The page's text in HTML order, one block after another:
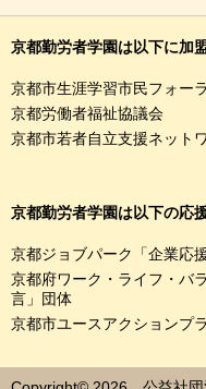
京都勤労者学園は以下に加
京都市生涯学習市民フォー
京都労働者福祉協議会
京都市若者自立支援ネット
京都勤労者学園は以下の応
京都ジョブパーク「企業応援
京都府ワーク・ライフ・バ
言」団体
京都市ユースアクションプ